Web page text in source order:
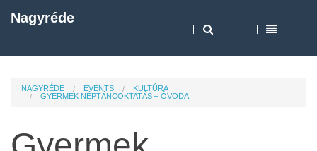
Nagyréde
NAGYRÉDE EVENTS
KULTÚRA
GYERMEK NÉPTÁNCOKTATÁS – ÓVODA